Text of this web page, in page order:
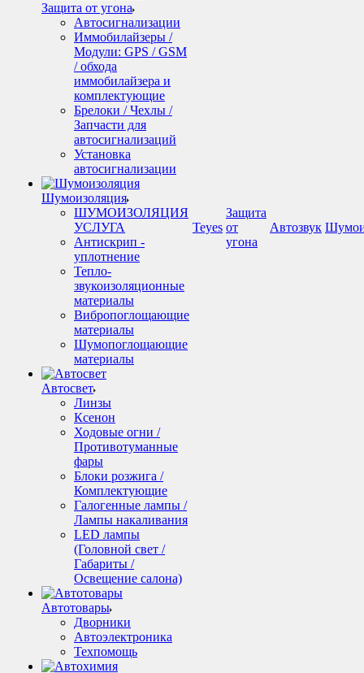
Защита от угона
Автосигнализации
Иммобилайзеры /
Модули: GPS / GSM
/ обхода
иммобилайзера и
комплектующие
Брелоки / Чехлы /
Запчасти для
автосигнализаций
Установка
автосигнализации
Шумоизоляция
ШУМОИЗОЛЯЦИЯ
УСЛУГА
Антискрип -
уплотнение
Тепло-
звукоизоляционные
материалы
Вибропоглощающие
материалы
Шумопоглощающие
материалы
Автосвет
Линзы
Ксенон
Ходовые огни /
Противотуманные
фары
Блоки розжига /
Комплектующие
Галогенные лампы /
Лампы накаливания
LED лампы
(Головной свет /
Габариты /
Освещение салона)
Автотовары
Дворники
Автоэлектроника
Техпомощь
Teyes
Защита
от
угона
Автозвук